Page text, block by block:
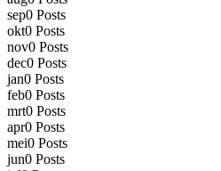
sep0 Posts
okt0 Posts
nov0 Posts
dec0 Posts
jan0 Posts
feb0 Posts
mrt0 Posts
apr0 Posts
mei0 Posts
jun0 Posts